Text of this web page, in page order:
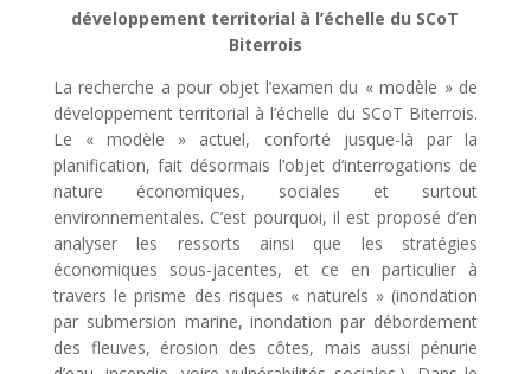
développement territorial à l’échelle du SCoT
Biterrois
La recherche a pour objet l’examen du « modèle » de
développement territorial à l’échelle du SCoT Biterrois.
Le « modèle » actuel, conforté jusque-là par la
planification, fait désormais l’objet d’interrogations de
nature économiques, sociales et surtout
environnementales. C’est pourquoi, il est proposé d’en
analyser les ressorts ainsi que les stratégies
économiques sous-jacentes, et ce en particulier à
travers le prisme des risques « naturels » (inondation
par submersion marine, inondation par débordement
des fleuves, érosion des côtes, mais aussi pénurie